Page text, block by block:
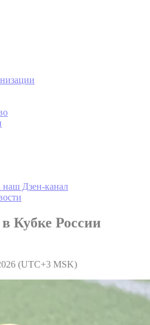
наш Дзен-канал
Кубке России
(UTC+3 MSK)